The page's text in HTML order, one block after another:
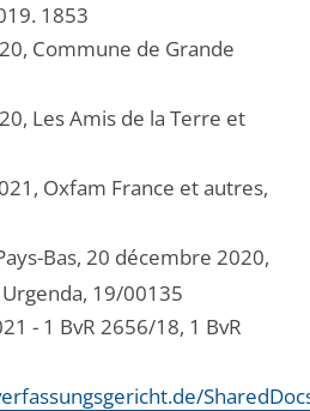
1853
Commune de Grande
Les Amis de la Terre et
Oxfam France et autres,
Bas, 20 décembre 2020,
19/00135
- 1 BvR 2656/18, 1 BvR